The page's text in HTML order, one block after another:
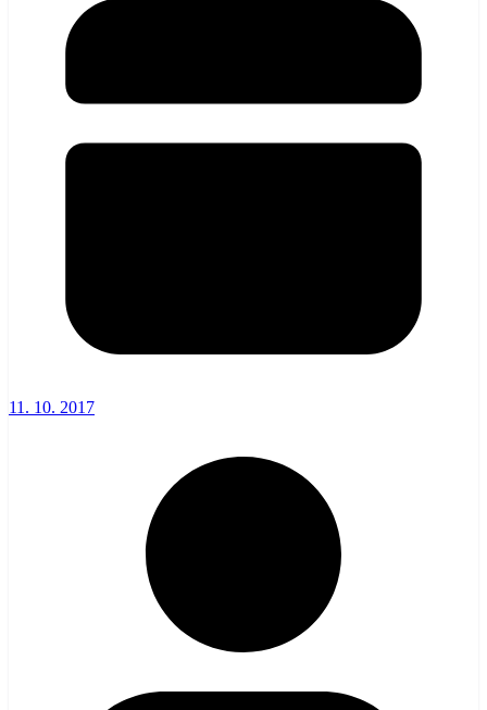
11. 10. 2017